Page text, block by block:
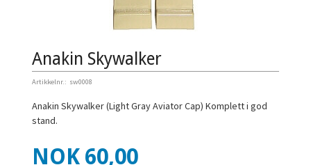
Anakin Skywalker
Artikkelnr.: sw0008
Anakin Skywalker (Light Gray Aviator Cap) Komplett i god
stand.
Pris
NOK 60,00